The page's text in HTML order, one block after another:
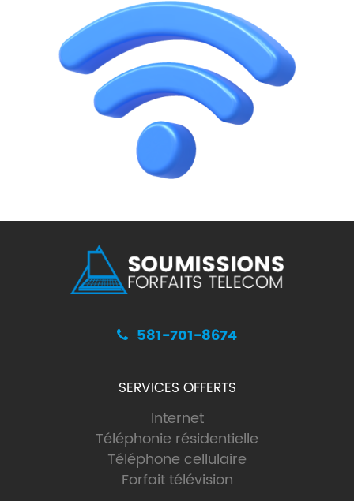
581-701-8674
SERVICES OFFERTS
Internet
Téléphonie résidentielle
Téléphone cellulaire
Forfait télévision